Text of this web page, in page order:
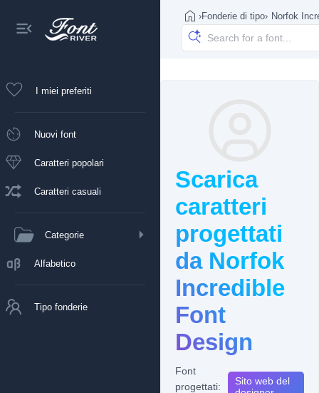
I miei preferiti
Nuovi font
Caratteri popolari
Caratteri casuali
Categorie
Alfabetico
Tipo fonderie
›Fonderie di tipo› Norfok
Scarica
caratteri
progettati
da Norfok
Incredible
Font
Design
Font
progettati:
Sito web del